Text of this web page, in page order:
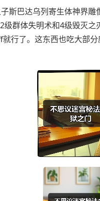
斯巴达乌列寄生体神界
群体失明术和4级毁灭
行了。这东西也吃大部